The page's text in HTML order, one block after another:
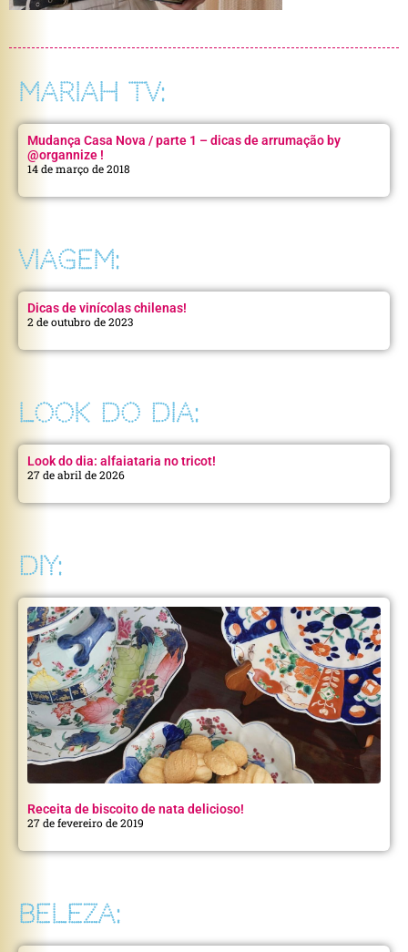
MARIAH TV:
Mudança Casa Nova / parte 1 – dicas de arrumação by
@organnize !
14 de março de 2018
VIAGEM:
Dicas de vinícolas chilenas!
2 de outubro de 2023
LOOK DO DIA:
Look do dia: alfaiataria no tricot!
27 de abril de 2026
DIY:
Receita de biscoito de nata delicioso!
27 de fevereiro de 2019
BELEZA: